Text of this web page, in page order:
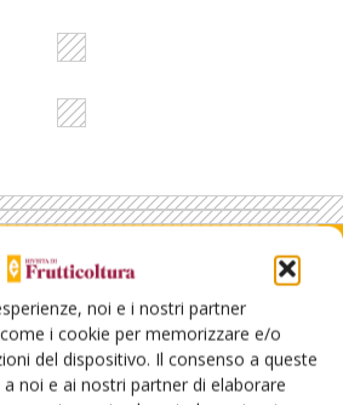
noi e i nostri partner
i cookie per memorizzare e/o
del dispositivo. Il consenso a queste
noi e ai nostri partner di elaborare
sul mondo
nostre newsletter